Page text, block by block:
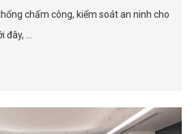
chấm công, kiểm soát an ninh cho
...